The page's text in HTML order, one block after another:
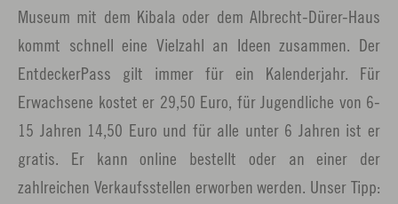
Museum mit dem Kibala oder dem Albrecht-Dürer-Haus
kommt schnell eine Vielzahl an Ideen zusammen. Der
EntdeckerPass gilt immer für ein Kalenderjahr. Für
Erwachsene kostet er 29,50 Euro, für Jugendliche von 6-
15 Jahren 14,50 Euro und für alle unter 6 Jahren ist er
gratis. Er kann online bestellt oder an einer der
zahlreichen Verkaufsstellen erworben werden. Unser Tipp: